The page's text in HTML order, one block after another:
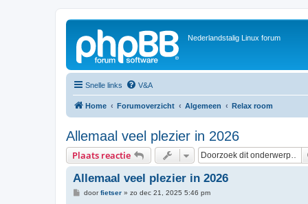
Nederlandstalig Linux forum
Snelle links V&A
Home Forumoverzicht Algemeen Relax room
Allemaal veel plezier in 2026
Plaats reactie
Allemaal veel plezier in 2026
Bdoorfietser» zo dec 21, 2025 5:46 pm